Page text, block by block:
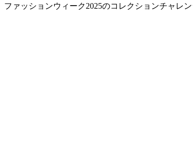
ファッションウィーク2025のコレクションチャレ